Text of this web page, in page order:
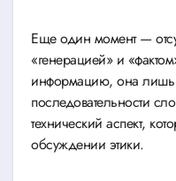
Еще один момент —
«генерацией» и
информацию, она лишь
последовательности
технический аспект,
обсуждении этики.